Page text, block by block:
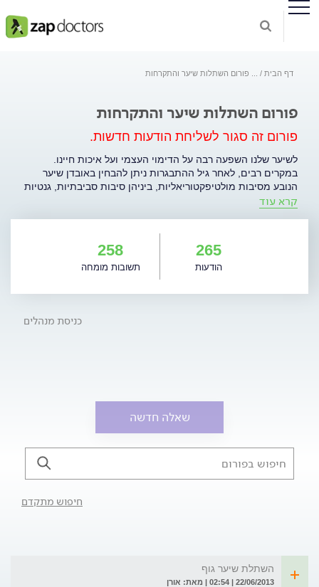
דף הבית פורום השתלות שיער והתקרחות
פורום השתלות שיער והתקרחות
פורום זה סגור לשליחת הודעות חדשות.
לשיער שלנו השפעה רבה על הדימוי העצמי ועל איכות חיינו.
במקרים רבים, לאחר גיל ההתבגרות ניתן להבחין באובדן שיער
הנובע מסיבות מולטיפקטוריאליות, ביניהן סיבות סביבתיות, גנטיות
והורמונליות. בשנים האחרונות מספר טיפולי השתלות השיער בארץ
הקשורים בתופעת ההתקרחות. .
קרא עוד
265
הודעות
258
תשובות מומחה
כניסת מנהלים
שאלה חדשה
חיפוש מתקדם
השתלת שיער גוף
22/06/2013 | 02:54 | מאת: אורן